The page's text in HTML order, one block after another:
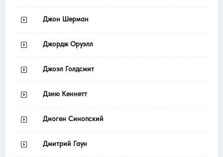
Джон Шерман
Джордж Оруэлл
Джоэл Голдсмит
Дзию Кеннетт
Диоген Синопский
Дмитрий Гаун